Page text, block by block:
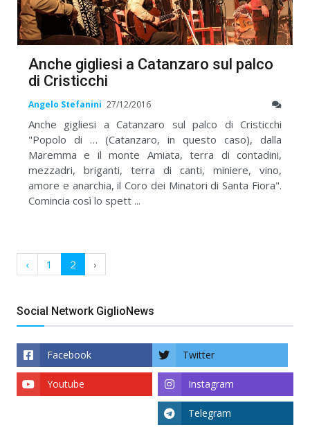
Anche gigliesi a Catanzaro sul palco
di Cristicchi
Angelo Stefanini 27/12/2016
Anche gigliesi a Catanzaro sul palco di Cristicchi
"Popolo di … (Catanzaro, in questo caso), dalla
Maremma e il monte Amiata, terra di contadini,
mezzadri, briganti, terra di canti, miniere, vino,
amore e anarchia, il Coro dei Minatori di Santa Fiora".
Comincia così lo spett ...
‹ 1 2 ›
Social Network GiglioNews
Facebook Twitter
Instagram
Youtube
Telegram